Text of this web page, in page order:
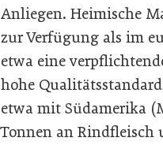
Anliegen. Heimische
zur Verfügung als im
etwa eine
hohe
etwa mit Südamerika
Tonnen an Rindfleisch